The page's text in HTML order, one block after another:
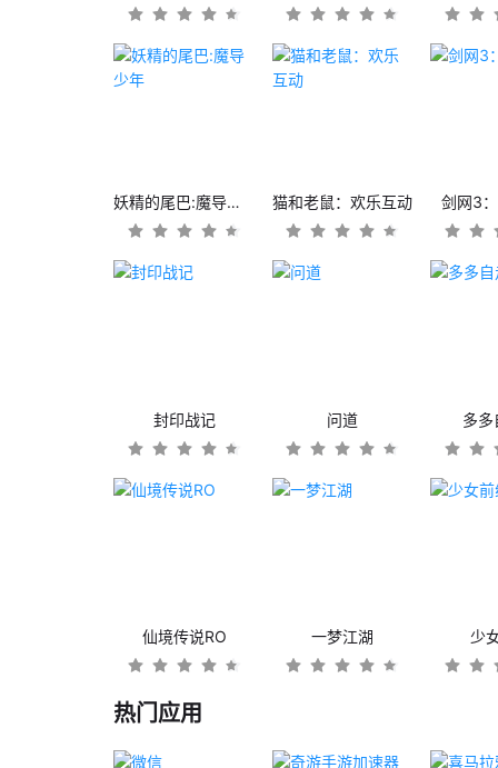
妖精的尾巴:魔导少年 猫和老鼠：欢乐互动 剑网3
封印战记 问道 多多
仙境传说RO 一梦江湖 少
热门应用